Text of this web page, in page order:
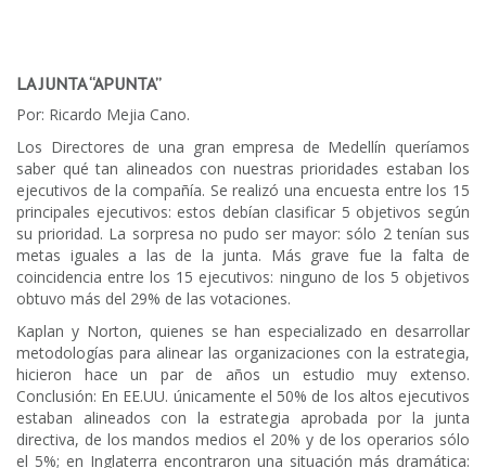
LA JUNTA “APUNTA”
Por: Ricardo Mejia Cano.
Los Directores de una gran empresa de Medellín queríamos
saber qué tan alineados con nuestras prioridades estaban los
ejecutivos de la compañía. Se realizó una encuesta entre los 15
principales ejecutivos: estos debían clasificar 5 objetivos según
su prioridad. La sorpresa no pudo ser mayor: sólo 2 tenían sus
metas iguales a las de la junta. Más grave fue la falta de
coincidencia entre los 15 ejecutivos: ninguno de los 5 objetivos
obtuvo más del 29% de las votaciones.
Kaplan y Norton, quienes se han especializado en desarrollar
metodologías para alinear las organizaciones con la estrategia,
hicieron hace un par de años un estudio muy extenso.
Conclusión: En EE.UU. únicamente el 50% de los altos ejecutivos
estaban alineados con la estrategia aprobada por la junta
directiva, de los mandos medios el 20% y de los operarios sólo
el 5%; en Inglaterra encontraron una situación más dramática: